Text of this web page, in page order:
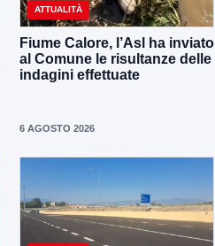
ATTUALITÀ
Fiume Calore, l’Asl ha inviato
al Comune le risultanze delle
indagini effettuate
6 AGOSTO 2026